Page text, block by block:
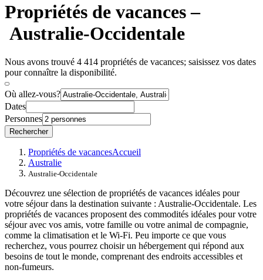
Propriétés de vacances –
Australie-Occidentale
Nous avons trouvé 4 414 propriétés de vacances; saisissez vos dates
pour connaître la disponibilité.
Où allez-vous?
Dates
Personnes
Rechercher
Propriétés de vacancesAccueil
Australie
Australie-Occidentale
Découvrez une sélection de propriétés de vacances idéales pour
votre séjour dans la destination suivante : Australie-Occidentale. Les
propriétés de vacances proposent des commodités idéales pour votre
séjour avec vos amis, votre famille ou votre animal de compagnie,
comme la climatisation et le Wi-Fi. Peu importe ce que vous
recherchez, vous pourrez choisir un hébergement qui répond aux
besoins de tout le monde, comprenant des endroits accessibles et
non-fumeurs.